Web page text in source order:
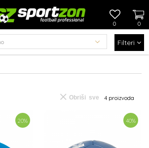
0
0
Filteri
4 proizvoda
Obriši sve
20% 40%